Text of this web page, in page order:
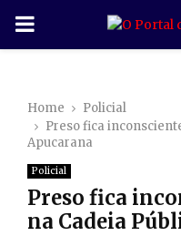
P
M
A
Home
Policial
Preso fica
Apucarana
Policial
Preso fica
na Cadeia